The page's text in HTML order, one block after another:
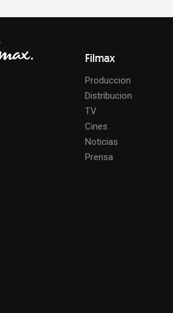
Filmax
Produccion
Distribucion
TV
Cines
Noticias
Prensa